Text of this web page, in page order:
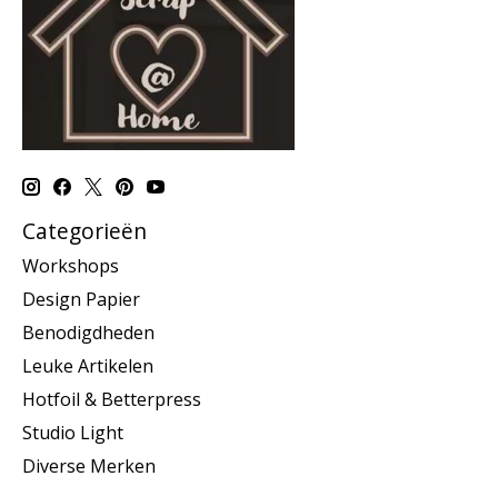
Categorieën
Workshops
Design Papier
Benodigdheden
Leuke Artikelen
Hotfoil & Betterpress
Studio Light
Diverse Merken